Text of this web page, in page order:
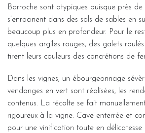
Barroche sont atypiques puisque près de
s’enracinent dans des sols de sables en
beaucoup plus en profondeur. Pour le
quelques argiles rouges, des galets
tirent leurs couleurs des concrétions de
Dans les vignes, un ébourgeonnage
vendanges en vert sont réalisées, les
contenus. La récolte se fait
rigoureux à la vigne. Cave enterrée et
pour une vinification toute en délicatesse